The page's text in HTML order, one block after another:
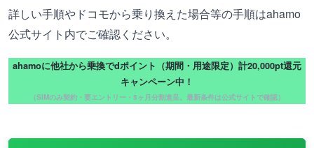
詳しい手順やドコモから乗り換えた場合等の手順はahamo
公式サイト内でご確認ください。
ahamoに他社から乗換でdポイント（期間・用途限定）計20,000pt還元
キャンペーン中！
（SIMのみ契約・要エントリー・5ヶ月分割進呈。最新条件は公式サイトで確認）